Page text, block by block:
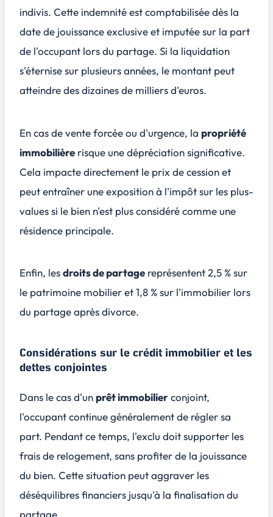
indivis. Cette indemnité est comptabilisée dès la
date de jouissance exclusive et imputée sur la part
de l'occupant lors du partage. Si la liquidation
s'éternise sur plusieurs années, le montant peut
atteindre des dizaines de milliers d'euros.
En cas devente forcéeou d'urgence, la propriété
immobilière risque une dépréciation significative.
Cela impacte directement le prix de cession et
peut entraîner une exposition à l'impôt sur les plus-
values si le bien n'est plus considéré comme une
résidence principale.
Enfin, lesdroits de partage représentent 2,5 % sur
le patrimoine mobilier et 1,8 % sur l'immobilier lors
du partage après divorce.
Considérations sur le crédit immobilier et les
dettes conjointes
Dans le cas d'un prêt immobilierconjoint,
l'occupant continue généralement de régler sa
part. Pendant ce temps, l'exclu doit supporter les
frais de relogement, sans profiter de la jouissance
du bien. Cette situation peut aggraver les
déséquilibres financiers jusqu'à la finalisation du
partage.